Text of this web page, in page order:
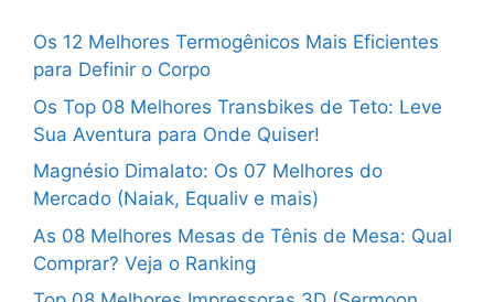
Os 12 Melhores Termogênicos Mais Eficientes
para Definir o Corpo
Os Top 08 Melhores Transbikes de Teto: Leve
Sua Aventura para Onde Quiser!
Magnésio Dimalato: Os 07 Melhores do
Mercado (Naiak, Equaliv e mais)
As 08 Melhores Mesas de Tênis de Mesa: Qual
Comprar? Veja o Ranking